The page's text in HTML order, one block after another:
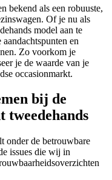
bekend als een robuuste,
Of je nu als
model aan te
en
Zo voorkom je
je de waarde van je
occasionmarkt.
bij de
tweedehands
onder de betrouwbare
issues die wij in